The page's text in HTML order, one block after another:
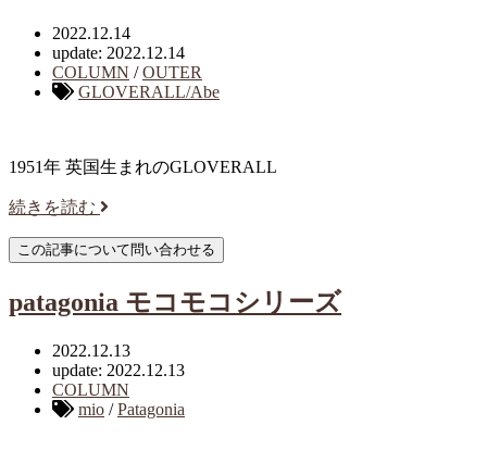
2022.12.14
update: 2022.12.14
COLUMN /OUTER
GLOVERALL/Abe
1951年 英国生まれのGLOVERALL
続きを読む
patagonia モコモコシリーズ
2022.12.13
update: 2022.12.13
COLUMN
mio /Patagonia